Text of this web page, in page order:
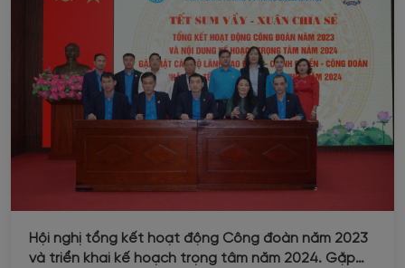
Hội nghị tổng kết hoạt động Công đoàn năm 2023
và triển khai kế hoạch trọng tâm năm 2024. Gặp